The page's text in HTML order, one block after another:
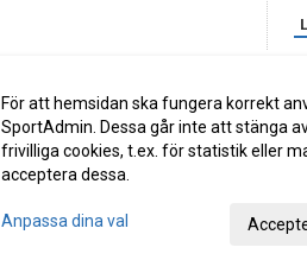
För att hemsidan ska fungera korrekt
SportAdmin. Dessa går inte att stänga
frivilliga cookies, t.ex. för statistik eller
acceptera dessa.
Anpassa dina val